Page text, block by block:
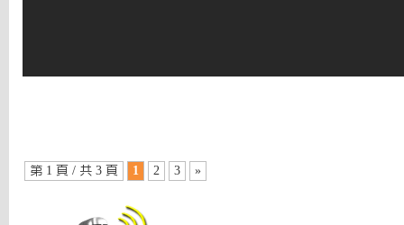
第 1 頁 / 共 3 頁 1 2 3 »